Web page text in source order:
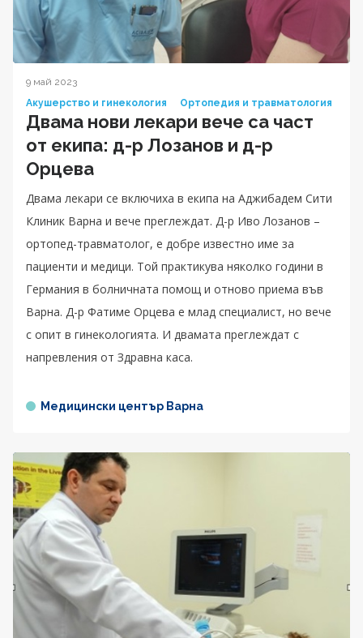
9 май 2023
Акушерство и гинекология
Ортопедия и травматология
Двама нови лекари вече са част
от екипа: д-р Лозанов и д-р
Орцева
Двама лекари се включиха в екипа на Аджибадем Сити
Клиник Варна и вече преглеждат. Д-р Иво Лозанов –
ортопед-травматолог, е добре известно име за
пациенти и медици. Той практикува няколко години в
Германия в болничната помощ и отново приема във
Варна. Д-р Фатиме Орцева е млад специалист, но вече
с опит в гинекологията. И двамата преглеждат с
напревления от Здравна каса.
Медицински център Варна